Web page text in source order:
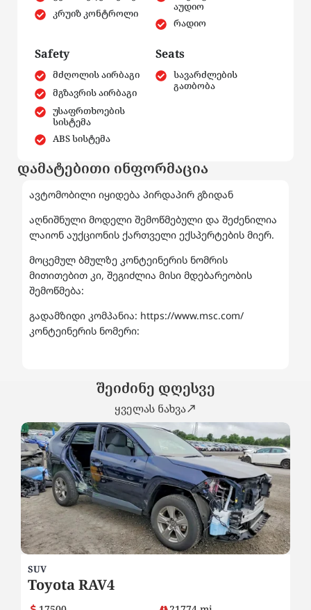
კრუიზ კონტროლი
აუდიო
რადიო
Safety
მძღოლის აირბაგი
მგზავრის აირბაგი
უსაფრთხოების
სისტემა
ABS სისტემა
Seats
სავარძლების
გათბობა
დამატებითი ინფორმაცია
ავტომობილი იყიდება პირდაპირ გზიდან
აღნიშნული მოდელი შემოწმებული და შეძენილია
ლაიონ აუქციონის ქართველი ექსპერტების მიერ.
მოცემულ ბმულზე კონტეინერის ნომრის
მითითებით კი, შეგიძლია მისი მდებარეობის
შემოწმება:
გადამზიდი კომპანია: https://www.msc.com/
კონტეინერის ნომერი:
შეიძინე დღესვე
ყველას ნახვა
SUV
Toyota RAV4